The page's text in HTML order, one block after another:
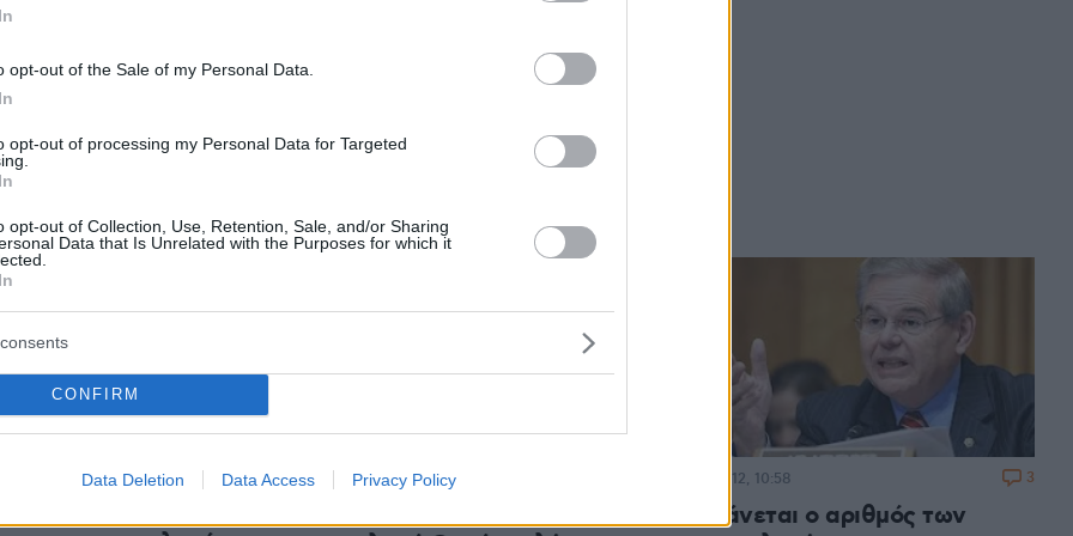
opt-out of the Sale of my Personal Data.
opt-out of processing my Personal Data for Targeted
opt-out of Collection, Use, Retention, Sale, and/or Sharing
Data that Is Unrelated with the Purposes for which it
CONFIRM
Data Deletion Data Access Privacy Policy
κυριών στις
υψηλό ρεκόρ βρίσκεται ο
των ΗΠΑ, έπειτα
της 6ης Νοεμβρίου...
Τι είπαν Μέρκελ και Ολάντ για
Οι ηγέτες της Γερμανίας, της Γαλλίας
επανεκλογή του - Ο ΥΠΕΞ της
δημοσιονομικής εξυγίανσης των
ΗΠΑ...
«Αηδιαστική αδικία» η
07.11.2012, 11:11
Αυξάνεται ο αριθμός των
07.11.2012, 10:58 3